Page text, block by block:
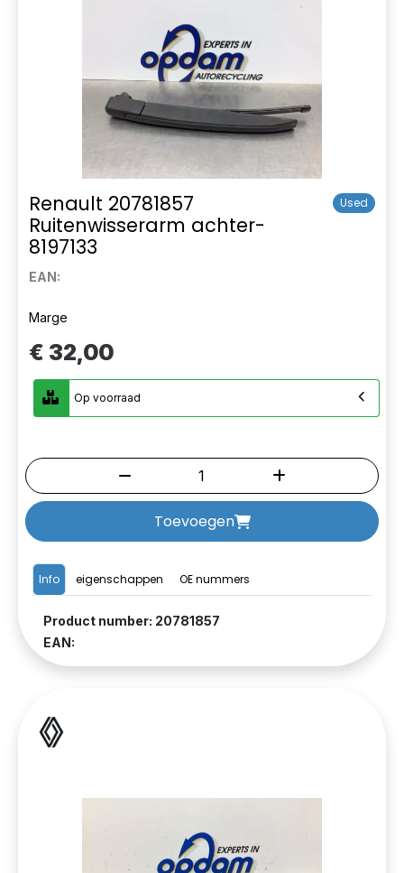
Renault 20781857
Ruitenwisserarm achter-
8197133
Used
EAN:
Info eigenschappen OE nummers
Product number: 20781857
EAN:
Marge
€ 32,00
Op voorraad
Toevoegen